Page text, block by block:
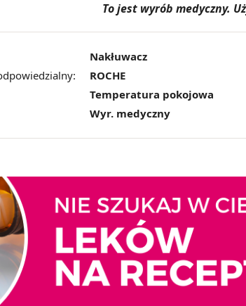
To jest wyrób medyczny.
Nakłuwacz
ROCHE
Temperatura pokojowa
Wyr. medyczny